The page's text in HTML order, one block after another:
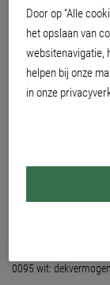
Bauprodukten
0095 wit:
Door op “Alle
het opslaan van
websitenavigatie,
helpen bij onze
in onze